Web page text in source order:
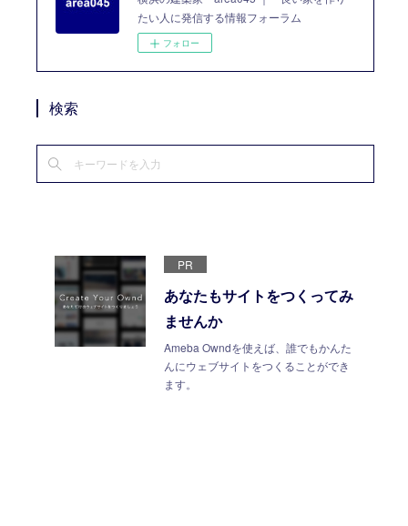
たい人に発信する情報フォーラム
フォロー
検索
PR
あなたもサイトをつくってみ
ませんか
Ameba Owndを使えば、誰でもかんた
んにウェブサイトをつくることができ
ます。